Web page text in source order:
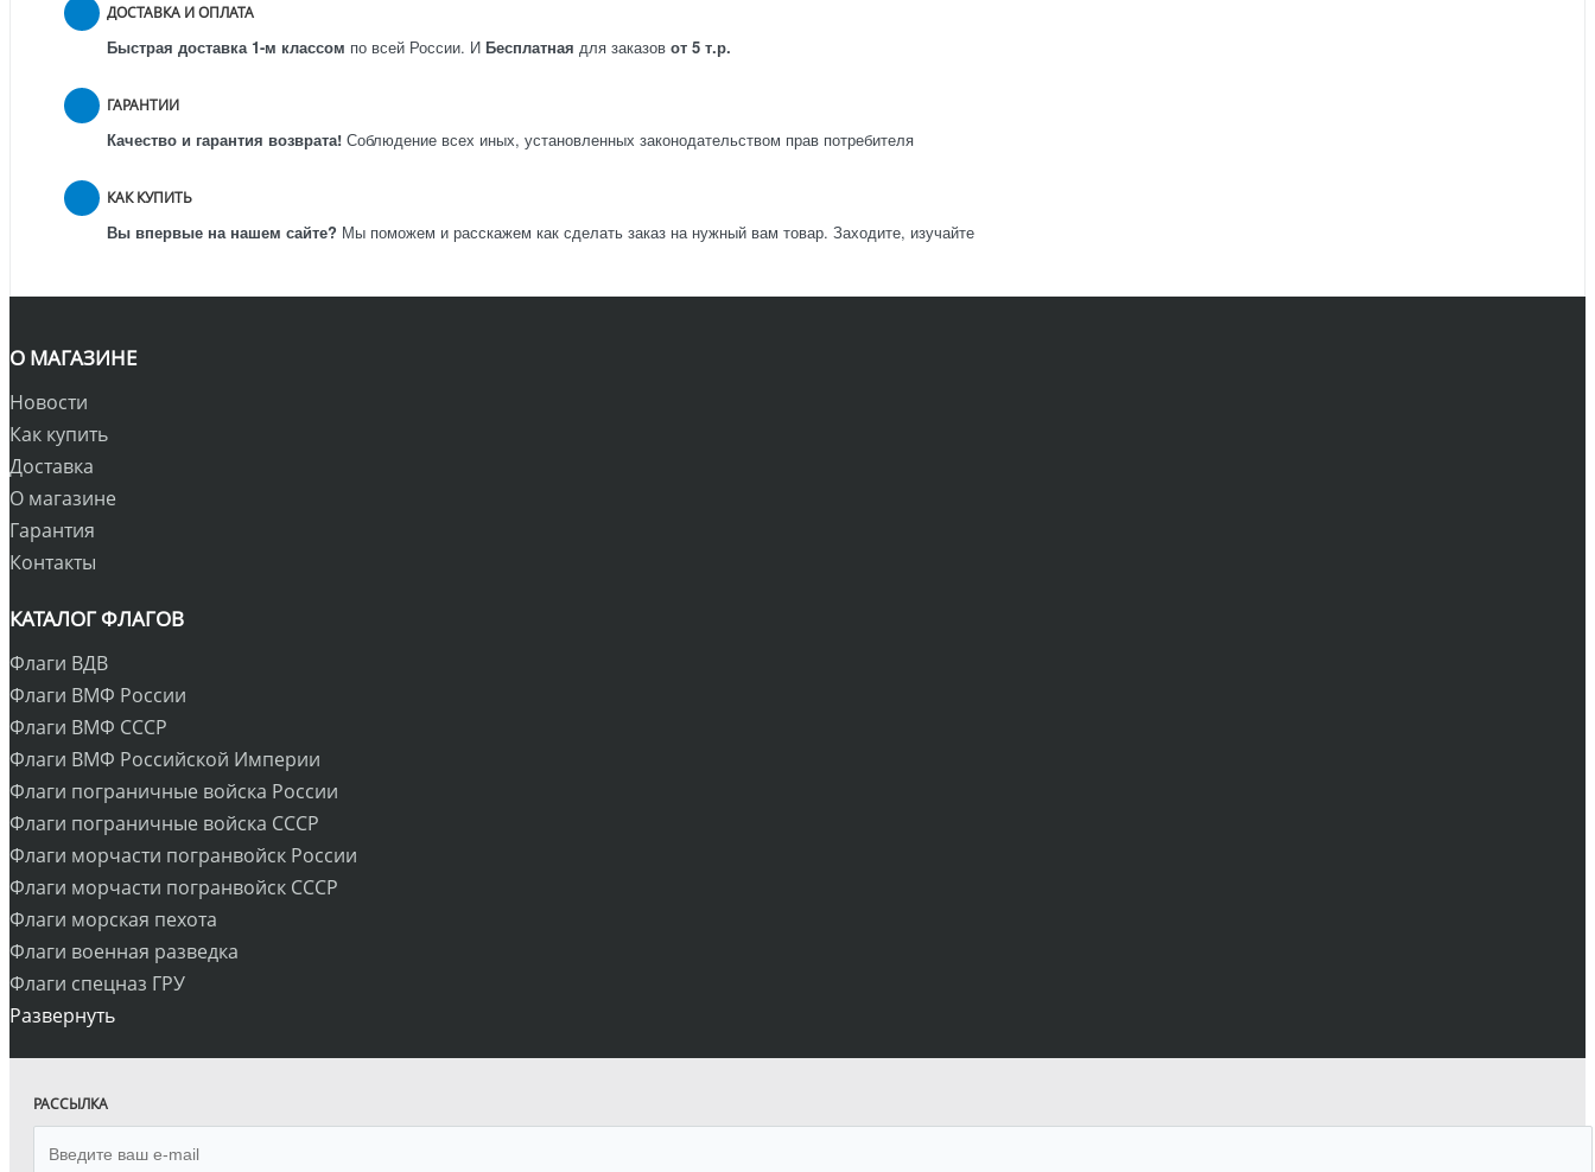
ДОСТАВКА И ОПЛАТА
Быстрая доставка 1-м классом по всей России. И Бесплатная для заказов от 5 т.р.
ГАРАНТИИ
Качество и гарантия возврата! Соблюдение всех иных, установленных законодательством прав потребителя
КАК КУПИТЬ
Вы впервые на нашем сайте? Мы поможем и расскажем как сделать заказ на нужный вам товар. Заходите, изучайте
О МАГАЗИНЕ
Новости
Как купить
Доставка
О магазине
Гарантия
Контакты
КАТАЛОГ ФЛАГОВ
Флаги ВДВ
Флаги ВМФ России
Флаги ВМФ СССР
Флаги ВМФ Российской Империи
Флаги пограничные войска России
Флаги пограничные войска СССР
Флаги морчасти погранвойск России
Флаги морчасти погранвойск СССР
Флаги морская пехота
Флаги военная разведка
Флаги спецназ ГРУ
Развернуть
РАССЫЛКА